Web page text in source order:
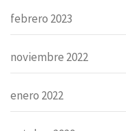
febrero 2023
noviembre 2022
enero 2022